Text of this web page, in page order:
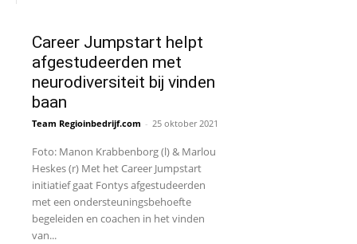
Career Jumpstart helpt
afgestudeerden met
neurodiversiteit bij vinden
baan
Team Regioinbedrijf.com - 25 oktober 2021
Foto: Manon Krabbenborg (l) & Marlou
Heskes (r) Met het Career Jumpstart
initiatief gaat Fontys afgestudeerden
met een ondersteuningsbehoefte
begeleiden en coachen in het vinden
van...